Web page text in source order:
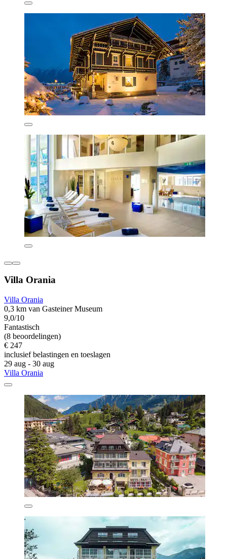
Villa Orania
Villa Orania
0,3 km van Gasteiner Museum
9,0/10
Fantastisch
(8 beoordelingen)
€ 247
inclusief belastingen en toeslagen
29 aug - 30 aug
Villa Orania